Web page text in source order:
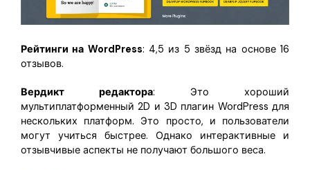
Рейтинги на WordPress: 4,5 из 5 звёзд на основе 16
отзывов.
Вердикт редактора: Это хороший
мультиплатформенный 2D и 3D плагин WordPress для
нескольких платформ. Это просто, и пользователи
могут учиться быстрее. Однако интерактивные и
отзывчивые аспекты не получают большого веса.